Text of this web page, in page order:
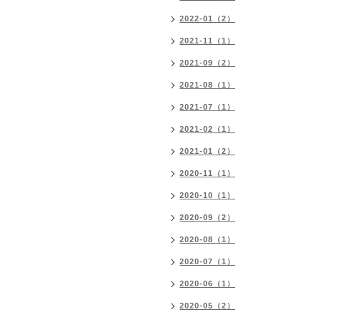
2022-01（2）
2021-11（1）
2021-09（2）
2021-08（1）
2021-07（1）
2021-02（1）
2021-01（2）
2020-11（1）
2020-10（1）
2020-09（2）
2020-08（1）
2020-07（1）
2020-06（1）
2020-05（2）